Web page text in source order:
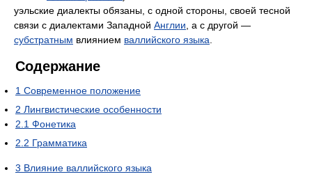
уэльские диалекты обязаны, с одной стороны, своей тесной
связи с диалектами Западной Англии , а с другой —
субстратным влиянием валлийского языка
Содержание
1 Современное положение
2 Лингвистические особенности
2.1 Фонетика
2.2 Грамматика
3 Влияние валлийского языка